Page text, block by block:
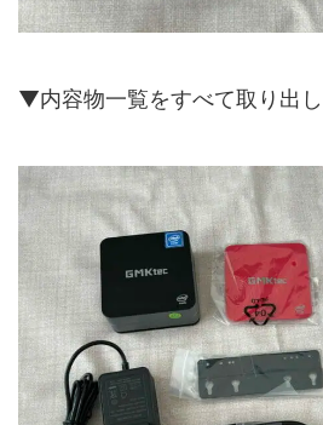
▼内容物一覧をすべて取り出